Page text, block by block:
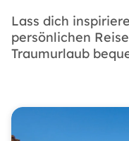
Lass dich
persönlichen
Traumurlaub